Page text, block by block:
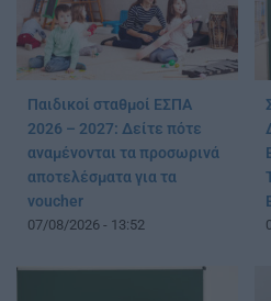
Παιδικοί σταθμοί ΕΣΠΑ
2026 – 2027: Δείτε πότε
αναμένονται τα προσωρινά
αποτελέσματα για τα
voucher
07/08/2026 - 13:52